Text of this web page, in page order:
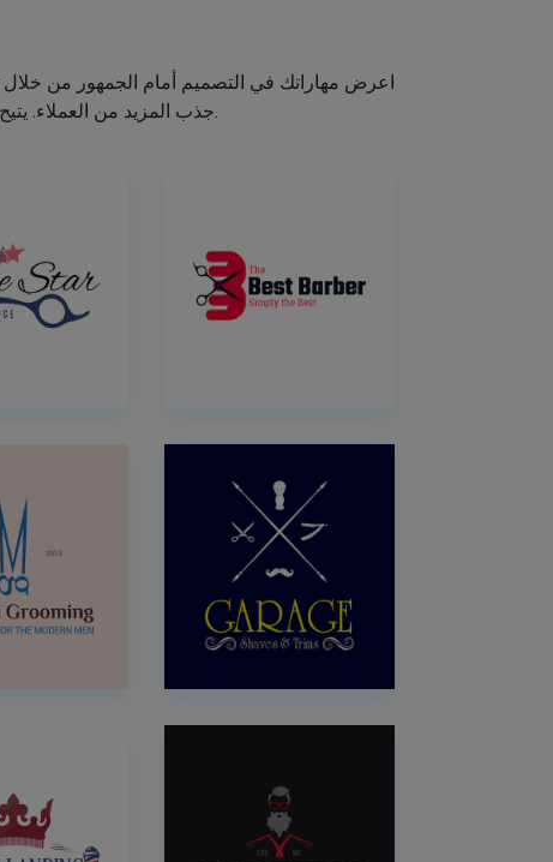
اعرض مهاراتك في التصميم أمام الجمهور من
جذب المزيد من العملاء. يتيح لك صانع الشعار الخاص بنا إنشاء شعار صالون الشعر الخاص بك دون اكتساب مهارات التصميم.